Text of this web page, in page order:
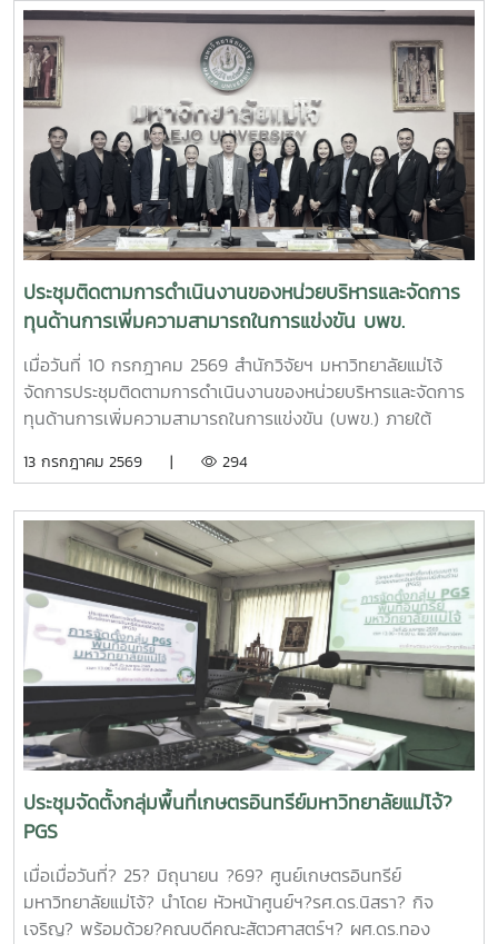
ความคืบหน้าการดำเนินโครงการการพัฒนาระบบการผลิตเห็ดขี้
ควายเพื่อประโยชน์ทางการแพทย์ โดยมีรองศาสตราจารย์ ดร.ชัย
ยศ สัมฤทธิ์สกุล รองอธิการบดีมหาวิทยาลัยแม่โจ้ ให้เกียรติเป็นผู้
แทนมหาวิทยาลัยกล่าวต้อนรับ โครงการดังกล่าวเป็นความร่วม
มือระหว่างสำนักงาน ป.ป.ส. และมหาวิทยาลัยแม่โจ้ ภายใต้
โครงการแผนงานบูรณาการการวิจัย พัฒนา และกำกับควบคุม
เห็ดขี้ควายในประเทศไทย เพื่อใช้ประโยชน์ทางการแพทย์ภายใต้
ระบบควบคุมของรัฐ ตามมาตรการควบคุมแห่งพระราชกฤษฎีกา
กำหนดพื้นที่ทดลองเพาะปลูกและสกัดสารสำคัญจากพืชฝิ่นและ
พืชเห็ดขี้ควายเพื่อประโยชน์ในการศึกษาวิจัย พ.ศ. 2568 ณ ห้อง
ประชุม 2 ชั้น 2 อาคารจุฬาภรณ์ คณะวิทยาศาสตร์ มหาวิทยาลัย
แม่โจ้
ประชุมติดตามการดำเนินงานของหน่วยบริหารและจัดการ
ทุนด้านการเพิ่มความสามารถในการแข่งขัน บพข.
เมื่อวันที่ 10 กรกฎาคม 2569 สำนักวิจัยฯ มหาวิทยาลัยแม่โจ้
จัดการประชุมติดตามการดำเนินงานของหน่วยบริหารและจัดการ
ทุนด้านการเพิ่มความสามารถในการแข่งขัน (บพข.) ภายใต้
แข่งขันและการพัฒนาพื้นที่ (องค์การมหาชน) ณ ห้องประชุมรวง
ศาสตราจารย์ ดร.สุบรรณ ฝอยกลาง รองผู้อำนวยการสำนักวิจัย
และส่งเสริมวิชาการการเกษตร ฝ่ายวิจัย มหาวิทยาลัยแม่โจ้ กล่าว
ต้อนรับและแนะนำมหาวิทยาลัยแม่โจ้แก่คณะผู้เข้าร่วมประชุมในการ
นี้ดร.อัญชัญ ชมภูพวง รองผู้อำนวยการหน่วยบริหารและจัดการ
ทุนด้านการเพิ่มความสามารถในการแข่งขัน ได้นำเสนอข้อมูล
กรอบการดำเนินงานของหน่วยบริหารและจัดการทุนฯ และสรุปผล
การดำเนินงานของมหาวิทยาลัยแม่โจ้ในช่วงปีงบประมาณ 2563
– 2568 และการนำเสนอความก้าวหน้าโครงการวิจัยที่ได้รับการ
สนับสนุนทุนจากหน่วยบริหารและจัดการทุนด้านการเพิ่มความ
สามารถในการแข่งขัน ณ ห้องประชุมรวงผึ้ง ชั้น 5 สำนัก
มหาวิทยาลัย มหาวิทยาลัยแม่โจ้ซึ่งการนำเสนอความก้าวหน้า
โครงการวิจัยที่ได้รับการสนับสนุนทุนจากหน่วยบริหารและจัดการ
ทุนด้านการเพิ่มความสามารถในการแข่งขัน จำนวน 6 โครงการ
ดังนี้1.โครงการ "กลยุทธ์การตลาดการท่องเที่ยวคาร์บอนสุทธิเป็น
ศูนย์สำหรับนักท่องเที่ยวเชิงอาสาสมัครในพื้นที่ภาคเหนือตอนบน"
โดย ดร.กาญจนา สมมิตร หัวหน้าโครงการ2.โครงการ "การ
13 กรกฎาคม 2569 | 294
ประชุมจัดตั้งกลุ่มพื้นที่เกษตรอินทรีย์มหาวิทยาลัยแม่โจ้?
PGS
เมื่อเมื่อวันที่? 25? มิถุนายน ?69? ศูนย์เกษตรอินทรีย์
มหาวิทยาลัยแม่โจ้? นำโดย หัวหน้าศูนย์ฯ?รศ.ดร.นิสรา? กิจ
เจริญ? พร้อมด้วย?คณบดีคณะสัตวศาสตร์ฯ? ผศ.ดร.ทอง